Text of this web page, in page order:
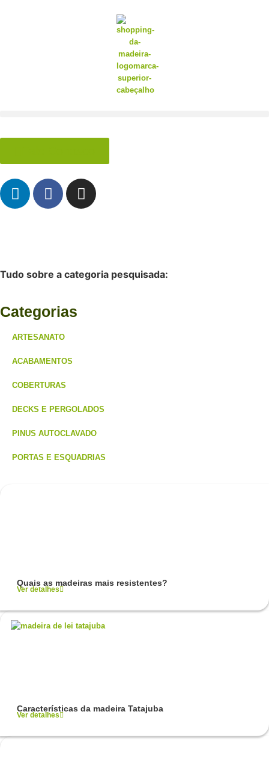
Tudo sobre a categoria pesquisada:
Categorias
ARTESANATO
ACABAMENTOS
COBERTURAS
DECKS E PERGOLADOS
PINUS AUTOCLAVADO
PORTAS E ESQUADRIAS
Quais as madeiras mais resistentes?
Ver detalhes
Características da madeira Tatajuba
Ver detalhes